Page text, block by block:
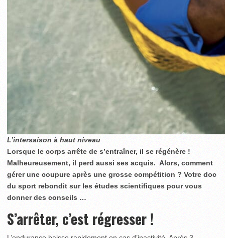
L’intersaison à haut niveau
Lorsque le corps arrête de s’entraîner, il se régénère !
Malheureusement, il perd aussi ses acquis. Alors, comment
gérer une coupure après une grosse compétition ? Votre doc
du sport rebondit sur les études scientifiques pour vous
donner des conseils …
S’arrêter, c’est régresser !